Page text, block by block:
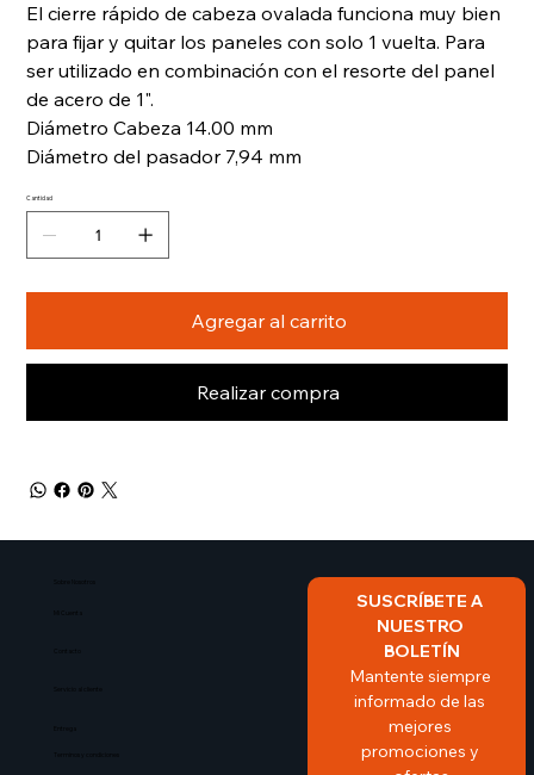
El cierre rápido de cabeza ovalada funciona muy bien
para fijar y quitar los paneles con solo 1 vuelta. Para
ser utilizado en combinación con el resorte del panel
de acero de 1".
Diámetro Cabeza 14.00 mm
Diámetro del pasador 7,94 mm
Cantidad
Agregar al carrito
Realizar compra
Mi Cuenta
Contacto
Entrega
SUSCRÍBETE A
NUESTRO
BOLETÍN
Mantente siempre
informado de las
mejores
promociones y